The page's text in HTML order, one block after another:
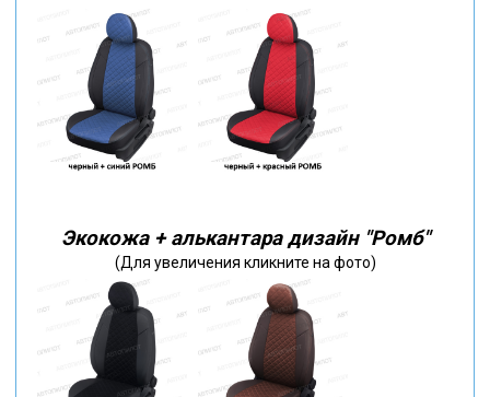
Экокожа + алькантара дизайн "Ромб"
(Для увеличения кликните на фото)